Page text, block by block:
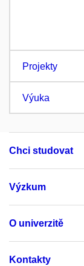
Projekty
Výuka
Chci studovat
Výzkum
O univerzitě
Kontakty